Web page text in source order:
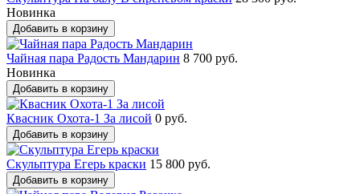
Новинка
Добавить в корзину
Чайная пара Радость Мандарин 8 700 руб.
Новинка
Добавить в корзину
Квасник Охота-1 За лисой 0 руб.
Добавить в корзину
Скульптура Егерь краски 15 800 руб.
Добавить в корзину